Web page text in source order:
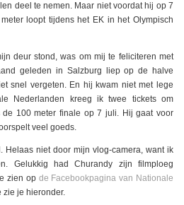
deel te nemen. Maar niet voordat hij op 7
loopt tijdens het EK in het Olympisch
deur stond, was om mij te feliciteren met
geleden in Salzburg liep op de halve
snel vergeten. En hij kwam niet met lege
Nederlanden kreeg ik twee tickets om
100 meter finale op 7 juli. Hij gaat voor
veel goeds.
Helaas niet door mijn vlog-camera, want ik
Gelukkig had Churandy zijn filmploeg
zien op de Facebookpagina van Nationale
zie je hieronder.